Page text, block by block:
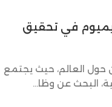
في تحقيق
حول العالم، حيث يجتمع
البحث عن وظا...